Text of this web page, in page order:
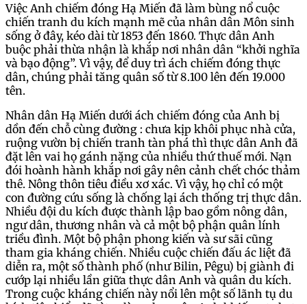
Việc Anh chiếm đóng Hạ Miến đã làm bùng nổ cuộc
chiến tranh du kích mạnh mẽ của nhân dân Môn sinh
sống ở đây, kéo dài từ 1853 đến 1860. Thực dân Anh
buộc phải thừa nhận là khắp nơi nhân dân “khởi nghĩa
và bạo động”. Vì vậy, để duy trì ách chiếm đóng thực
dân, chúng phải tăng quân số từ 8.100 lên đến 19.000
tên.
Nhân dân Hạ Miến dưới ách chiếm đóng của Anh bị
dồn đến chỗ cùng đường : chưa kịp khôi phục nhà cửa,
ruộng vườn bị chiến tranh tàn phá thì thực dân Anh đã
đặt lên vai họ gánh nặng của nhiều thứ thuế mới. Nạn
đói hoành hành khắp nơi gây nên cảnh chết chóc thảm
thê. Nông thôn tiêu điều xơ xác. Vì vậy, họ chỉ có một
con đường cứu sống là chống lại ách thống trị thực dân.
Nhiều đội du kích được thành lập bao gồm nông dân,
ngư dân, thương nhân và cả một bộ phận quân lính
triều đình. Một bộ phận phong kiến và sư sãi cũng
tham gia kháng chiến. Nhiều cuộc chiến đấu ác liệt đã
diễn ra, một số thành phố (như Bilin, Pêgu) bị giành đi
cướp lại nhiều lần giữa thực dân Anh và quân du kích.
Trong cuộc kháng chiến này nổi lên một số lãnh tụ du